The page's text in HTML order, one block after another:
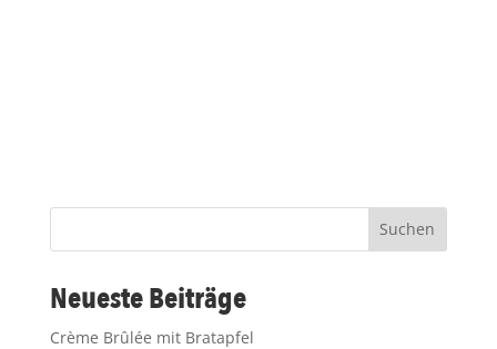
Suchen
Neueste Beiträge
Crème Brûlée mit Bratapfel